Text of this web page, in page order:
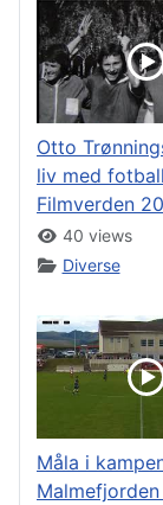
Otto
liv med
Filmverden
40 views
Diverse
Måla i